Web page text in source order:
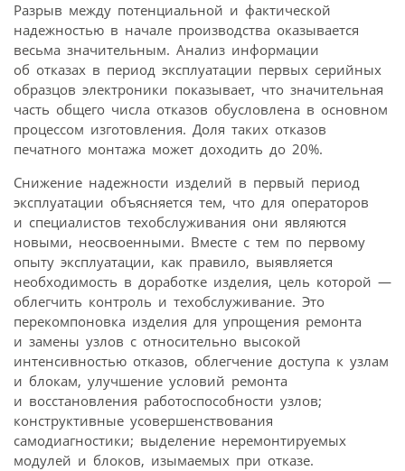
Разрыв между потенциальной и фактической
надежностью в начале производства оказывается
весьма значительным. Анализ информации
об отказах в период эксплуатации первых серийных
образцов электроники показывает, что значительная
часть общего числа отказов обусловлена в основном
процессом изготовления. Доля таких отказов
печатного монтажа может доходить до 20%.
Снижение надежности изделий в первый период
эксплуатации объясняется тем, что для операторов
и специалистов техобслуживания они являются
новыми, неосвоенными. Вместе с тем по первому
опыту эксплуатации, как правило, выявляется
необходимость в доработке изделия, цель которой —
облегчить контроль и техобслуживание. Это
перекомпоновка изделия для упрощения ремонта
и замены узлов с относительно высокой
интенсивностью отказов, облегчение доступа к узлам
и блокам, улучшение условий ремонта
и восстановления работоспособности узлов;
конструктивные усовершенствования
самодиагностики; выделение неремонтируемых
модулей и блоков, изымаемых при отказе.